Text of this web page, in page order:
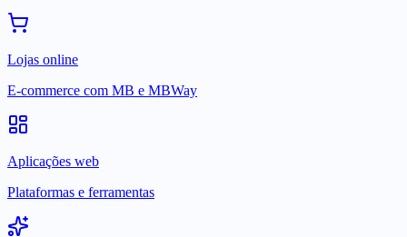
Lojas online
E-commerce com MB e MBWay
Aplicações web
Plataformas e ferramentas